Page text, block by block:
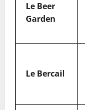
Le Beer
Garden
Le Bercail